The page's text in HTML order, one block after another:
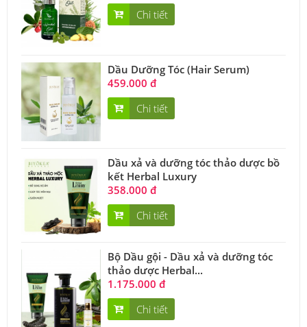
Chi tiết
Dầu Dưỡng Tóc (Hair Serum)
459.000 đ
Chi tiết
Dầu xả và dưỡng tóc thảo dược bồ
kết Herbal Luxury
358.000 đ
Chi tiết
Bộ Dầu gội - Dầu xả và dưỡng tóc
thảo dược Herbal...
1.175.000 đ
Chi tiết